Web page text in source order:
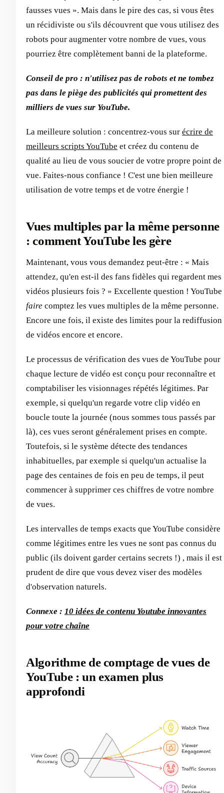
fausses vues ». Mais dans le pire des cas, si vous êtes
un récidiviste ou s'ils découvrent que vous utilisez des
robots pour augmenter votre nombre de vues, vous
pourriez être complètement banni de la plateforme.
Conseil de pro : n'utilisez pas de robots et ne tombez
pas dans le piège des publicités qui promettent des
milliers de vues sur YouTube.
La meilleure solution : concentrez-vous sur écrire de
meilleurs scripts YouTube et créez du contenu de
qualité au lieu de vous soucier de votre propre point de
vue. Faites-nous confiance ! C'est une bien meilleure
utilisation de votre temps et de votre énergie !
Vues multiples par la même personne
: comment YouTube les gère
Maintenant, vous vous demandez peut-être : « Mais
attendez, qu'en est-il des fans fidèles qui regardent mes
vidéos plusieurs fois ? » Excellente question ! YouTube
faire comptez les vues multiples de la même personne.
Encore une fois, il existe des limites pour la rediffusion
de vidéos encore et encore.
Le processus de vérification des vues de YouTube pour
chaque lecture de vidéo est conçu pour reconnaître et
comptabiliser les visionnages répétés légitimes. Par
exemple, si quelqu'un regarde votre clip vidéo en
boucle toute la journée (nous sommes tous passés par
là), ces vues seront généralement prises en compte.
Toutefois, si le système détecte des tendances
inhabituelles, par exemple si quelqu'un actualise la
page des centaines de fois en peu de temps, il peut
commencer à supprimer ces chiffres de votre nombre
de vues.
Les intervalles de temps exacts que YouTube considère
comme légitimes entre les vues ne sont pas connus du
public (ils doivent garder certains secrets !) , mais il est
prudent de dire que vous devez viser des modèles
d'observation naturels.
Connexe : 10 idées de contenu Youtube innovantes
pour votre chaîne
Algorithme de comptage de vues de
YouTube : un examen plus
approfondi